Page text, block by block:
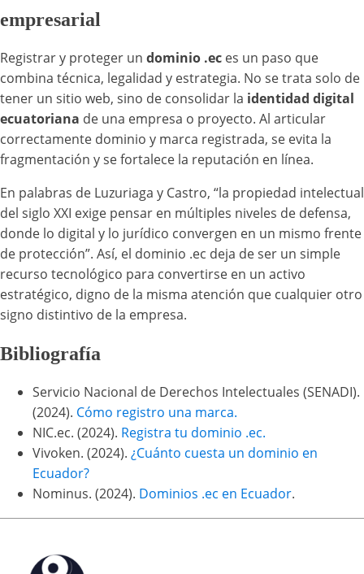
empresarial
Registrar y proteger un dominio .ec es un paso que
combina técnica, legalidad y estrategia. No se trata solo de
tener un sitio web, sino de consolidar la identidad digital
ecuatoriana de una empresa o proyecto. Al articular
correctamente dominio y marca registrada, se evita la
fragmentación y se fortalece la reputación en línea.
En palabras de Luzuriaga y Castro, “la propiedad intelectual
del siglo XXI exige pensar en múltiples niveles de defensa,
donde lo digital y lo jurídico convergen en un mismo frente
de protección”. Así, el dominio .ec deja de ser un simple
recurso tecnológico para convertirse en un activo
estratégico, digno de la misma atención que cualquier otro
signo distintivo de la empresa.
Bibliografía
Servicio Nacional de Derechos Intelectuales (SENADI).
(2024). Cómo registro una marca.
NIC.ec. (2024). Registra tu dominio .ec.
Vivoken. (2024). ¿Cuánto cuesta un dominio en
Ecuador?
Nominus. (2024). Dominios .ec en Ecuador.